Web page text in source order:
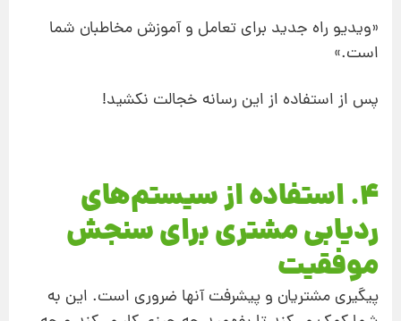
«ویدیو راه جدید برای تعامل و آموزش مخاطبان شما
است.»
پس از استفاده از این رسانه خجالت نکشید!
4. استفاده از سیستم‌های
ردیابی مشتری برای سنجش
موفقیت
پیگیری مشتریان و پیشرفت آنها ضروری است. این به